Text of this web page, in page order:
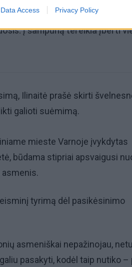
Data Access Privacy Policy
į šampūną tereikia įberti
Ilinaitė prašė skirti
galioti suėmimą.
mieste Varnoje įvykdytas
būdama stipriai apsvaigusi
asmenis.
tyrimą dėl pasikėsinimo
asmeniškai nepažinojau,
pasakyti, kodėl taip nutiko –